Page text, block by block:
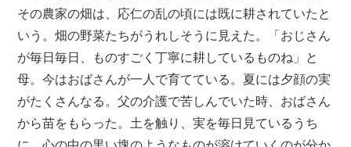
その農家の畑は、応仁の乱の頃には既に耕されていたと
いう。畑の野菜たちがうれしそうに見えた。「おじさん
が毎日毎日、ものすごく丁寧に耕しているものね」と
母。今はおばさんが一人で育てている。夏には夕顔の実
がたくさんなる。父の介護で苦しんでいた時、おばさん
から苗をもらった。土を触り、実を毎日見ているうち